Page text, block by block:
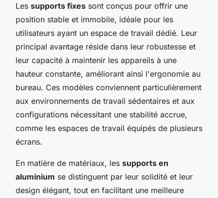
Les supports fixes sont conçus pour offrir une
position stable et immobile, idéale pour les
utilisateurs ayant un espace de travail dédié. Leur
principal avantage réside dans leur robustesse et
leur capacité à maintenir les appareils à une
hauteur constante, améliorant ainsi l'ergonomie au
bureau. Ces modèles conviennent particulièrement
aux environnements de travail sédentaires et aux
configurations nécessitant une stabilité accrue,
comme les espaces de travail équipés de plusieurs
écrans.
En matière de matériaux, les supports en
aluminium se distinguent par leur solidité et leur
design élégant, tout en facilitant une meilleure